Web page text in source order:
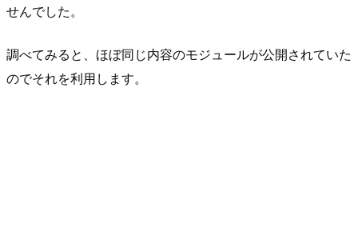
せんでした。
調べてみると、ほぼ同じ内容のモジュールが公開されていた
のでそれを利用します。